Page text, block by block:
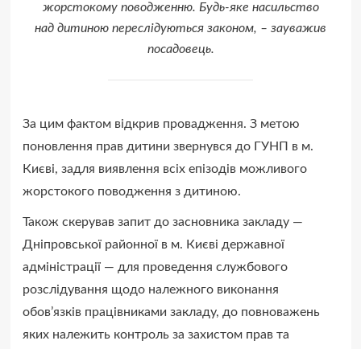
жорстокому поводженню. Будь-яке насильство
над дитиною переслідуються законом, – зауважив
посадовець.
За цим фактом відкрив провадження. З метою
поновлення прав дитини звернувся до ГУНП в м.
Києві, задля виявлення всіх епізодів можливого
жорстокого поводження з дитиною.
Також скерував запит до засновника закладу —
Дніпровської районної в м. Києві державної
адміністрації — для проведення службового
розслідування щодо належного виконання
обов’язків працівниками закладу, до повноважень
яких належить контроль за захистом прав та